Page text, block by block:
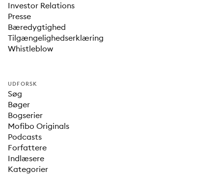
Investor Relations
Presse
Bæredygtighed
Tilgængelighedserklæring
Whistleblow
UDFORSK
Søg
Bøger
Bogserier
Mofibo Originals
Podcasts
Forfattere
Indlæsere
Kategorier